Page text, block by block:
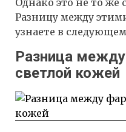
Однако это не то же
Разницу между
узнаете в следующем
Разница
светлой кожей